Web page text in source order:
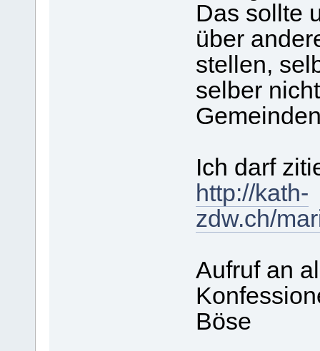
Das sollte
über
stellen,
selber
Ich darf
http://kath-
zdw.ch/
Aufruf an
Böse